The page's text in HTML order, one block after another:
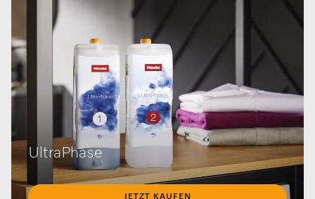
UltraPhase
JETZT KAUFEN